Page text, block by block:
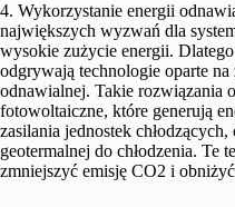
4. Wykorzystanie energii
największych wyzwań dla
wysokie zużycie energii.
odgrywają technologie oparte na
odnawialnej. Takie rozwiązania
fotowoltaiczne, które generują
zasilania jednostek
geotermalnej do chłodzenia. Te
zmniejszyć emisję CO2 i